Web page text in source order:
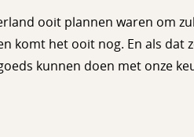
ooit plannen waren om
komt het ooit nog. En als dat
kunnen doen met onze